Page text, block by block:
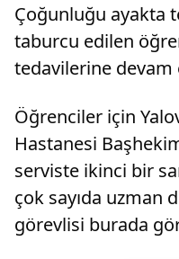
Çoğunluğu ayakta
taburcu edilen
tedavilerine
Öğrenciler için
Hastanesi
serviste ikinci bir
çok sayıda uzman
görevlisi burada